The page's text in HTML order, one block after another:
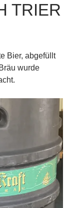
TRIER
Bier, abgefüllt
wurde